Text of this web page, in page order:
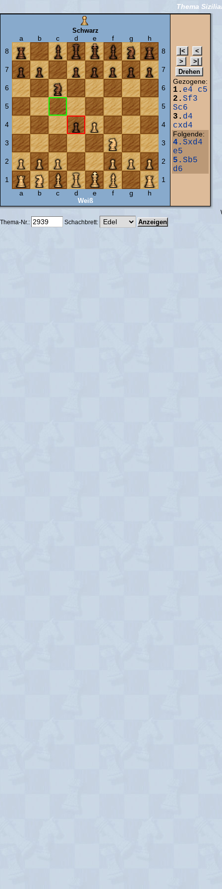
Thema
Schwarz
a b c d e f g
h
8
8
7 7
6 6
5 5
4 4
3 3
2 2
1
1
a
b c d e f g h
Weiß
Gezogene:
1. e4
c5
2. Sf3
Sc6
3. d4
cxd4
Folgende:
4. Sxd4
e5
5. Sb5
d6
Thema-Nr.:
Schachbrett: